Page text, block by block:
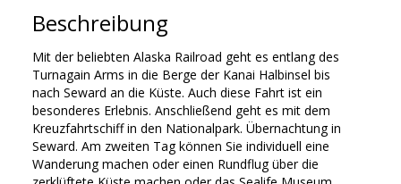
Beschreibung
Mit der beliebten Alaska Railroad geht es entlang des
Turnagain Arms in die Berge der Kanai Halbinsel bis
nach Seward an die Küste. Auch diese Fahrt ist ein
besonderes Erlebnis. Anschließend geht es mit dem
Kreuzfahrtschiff in den Nationalpark. Übernachtung in
Seward. Am zweiten Tag können Sie individuell eine
Wanderung machen oder einen Rundflug über die